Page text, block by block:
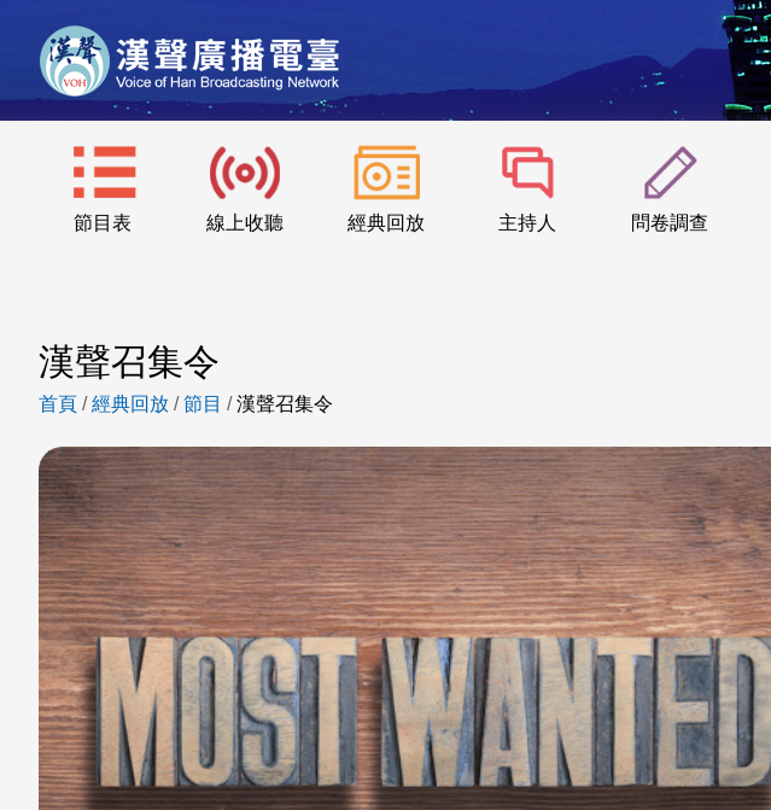
節目表 線上收聽 經典回放 主持人 問卷調查
漢聲召集令
首頁 /經典回放 /節目 /漢聲召集令